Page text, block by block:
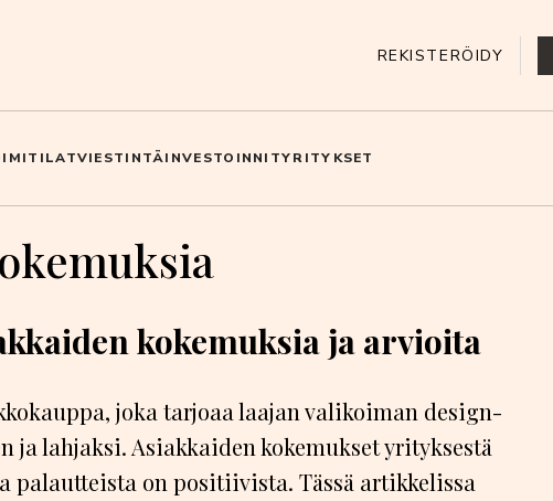
REKISTERÖIDY
VIESTINTÄINVESTOINNITYRITYKSET
kokemuksia ja arvioita
joka tarjoaa laajan valikoiman design-
ja lahjaksi. Asiakkaiden kokemukset yrityksestä
palautteista on positiivista. Tässä artikkelissa